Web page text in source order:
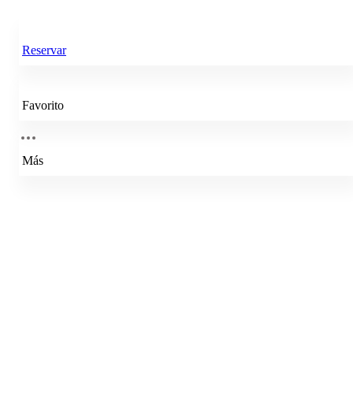
Reservar
Favorito
Más